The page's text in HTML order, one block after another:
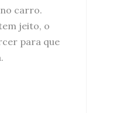
carro.
jeito, o
para que